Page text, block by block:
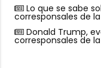
Lo que se sabe
corresponsales de
Donald Trump,
corresponsales de